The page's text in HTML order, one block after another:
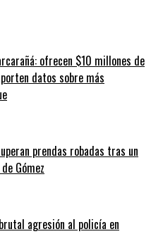
ofrecen $10 millones de
datos sobre más
prendas robadas tras un
Gómez
agresión al policía en